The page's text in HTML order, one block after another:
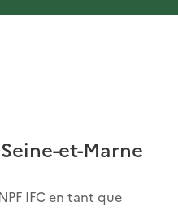
et-Marne
IFC en tant que